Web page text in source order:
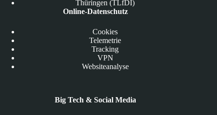
Thüringen (TLfDI)
Online-Datenschutz
Cookies
Telemetrie
Tracking
VPN
Websiteanalyse
Big Tech & Social Media